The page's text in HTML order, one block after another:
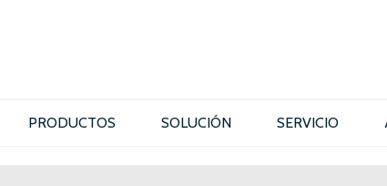
PRODUCTOS SOLUCIÓN SERVICIO